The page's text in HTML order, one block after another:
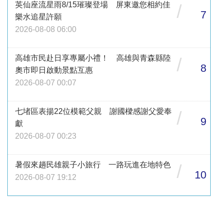
英仙座流星雨8/15璀璨登場 屏東邀您相約佳
樂水追星許願
2026-08-08 06:00
/ 7
高雄市民赴日享專屬小禮！ 高雄與青森縣陸
奧市即日啟動景點互惠
2026-08-07 00:07
/ 8
七堵區表揚22位模範父親 謝國樑感謝父愛奉
獻
2026-08-07 00:23
/ 9
暑假來趟民雄親子小旅行 一路玩進在地特色
2026-08-07 19:12
/ 10